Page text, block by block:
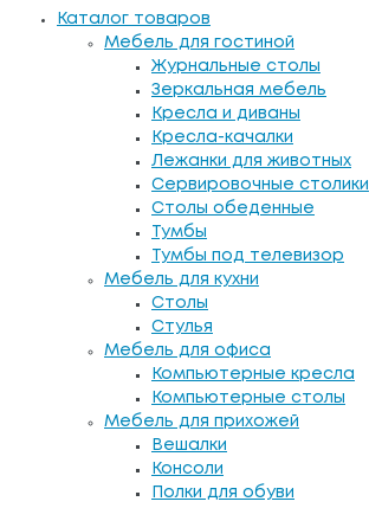
Каталог товаров
Мебель для гостиной
Журнальные столы
Зеркальная мебель
Кресла и диваны
Кресла-качалки
Лежанки для животных
Сервировочные столики
Столы обеденные
Тумбы
Тумбы под телевизор
Мебель для кухни
Столы
Стулья
Мебель для офиса
Компьютерные кресла
Компьютерные столы
Мебель для прихожей
Вешалки
Консоли
Полки для обуви